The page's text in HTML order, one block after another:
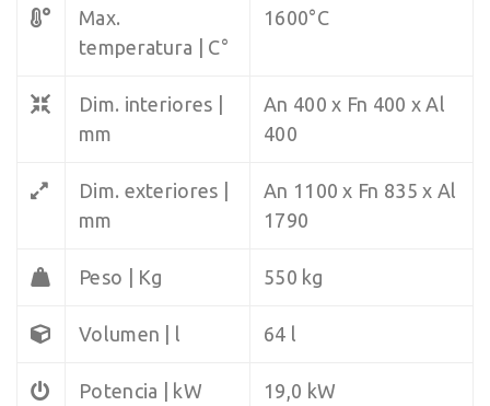
Max.
temperatura | C°
1600°C
Dim. interiores |
mm
An 400 x Fn 400 x Al
400
Dim. exteriores |
mm
An 1100 x Fn 835 x Al
1790
Peso | Kg 550 kg
Volumen | l 64 l
Potencia | kW 19,0 kW